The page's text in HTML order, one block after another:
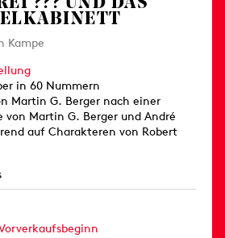
Kampe
in 60 Nummern
Martin G. Berger nach einer
von Martin G. Berger und André
auf Charakteren von Robert